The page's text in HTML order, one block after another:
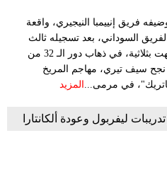
فريق إنييمبا النيجيري، واقعة
السوداني، بعد تسجيله ثالث
أهداف فريقه في المباراة، التي انتهت بثلاثية، في ذهاب دور الـ 32 من
نجح سيف تيري، مهاجم المريخ
المزيد
ليفربول وعودة ألكانتارا